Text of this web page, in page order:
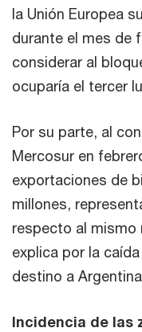
la Unión Europea
durante el mes de
considerar al
ocuparía el tercer
Por su parte, al
Mercosur en
exportaciones de
millones,
respecto al mismo
explica por la
destino a
Incidencia de las